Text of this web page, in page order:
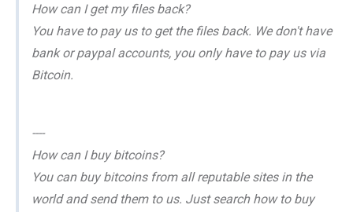
How can I get my files back?
You have to pay us to get the files back. We don't have
bank or paypal accounts, you only have to pay us via
Bitcoin.
----
How can I buy bitcoins?
You can buy bitcoins from all reputable sites in the
world and send them to us. Just search how to buy